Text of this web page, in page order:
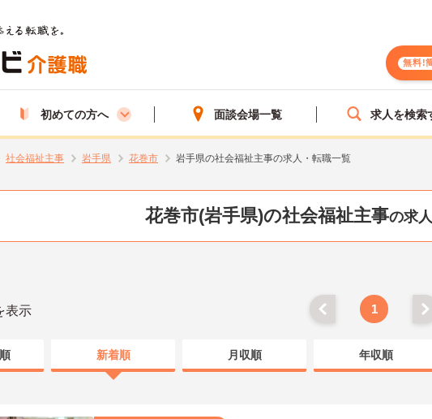
無料!
初めての方へ 面談会場一覧 求人を検索
社会福祉主事 岩手県 花巻市 岩手県の社会福祉主事の求人・転職一覧
花巻市(岩手県)の社会福祉主事の求
表示 1
新着順 月収順 年収順